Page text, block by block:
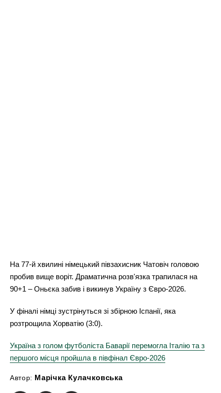
На 77-й хвилині німецький півзахисник Чатовіч головою
пробив вище воріт. Драматична розв'язка трапилася на
90+1 – Оньєка забив і викинув Україну з Євро-2026.
У фіналі німці зустрінуться зі збірною Іспанії, яка
розтрощила Хорватію (3:0).
Україна з голом футболіста Баварії перемогла Італію та з
першого місця пройшла в півфінал Євро-2026
Автор: Марічка Кулачковська